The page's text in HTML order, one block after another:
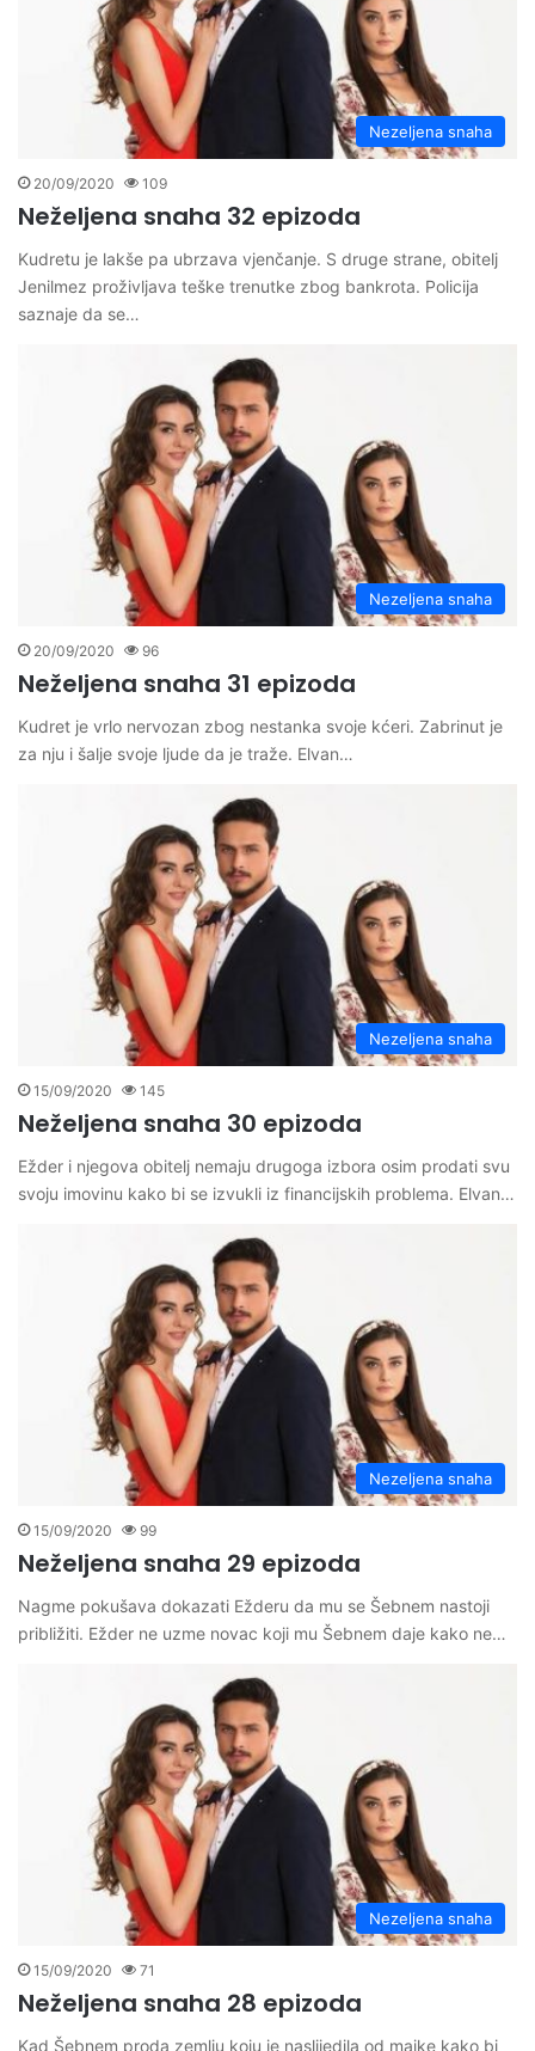
Nezeljena snaha
20/09/2020 109
Neželjena snaha 32 epizoda
Kudretu je lakše pa ubrzava vjenčanje. S druge strane, obitelj
Jenilmez proživljava teške trenutke zbog bankrota. Policija
saznaje da se…
Nezeljena snaha
20/09/2020 96
Neželjena snaha 31 epizoda
Kudret je vrlo nervozan zbog nestanka svoje kćeri. Zabrinut je
za nju i šalje svoje ljude da je traže. Elvan…
Nezeljena snaha
15/09/2020 145
Neželjena snaha 30 epizoda
Ežder i njegova obitelj nemaju drugoga izbora osim prodati svu
svoju imovinu kako bi se izvukli iz financijskih problema. Elvan…
Nezeljena snaha
15/09/2020 99
Neželjena snaha 29 epizoda
Nagme pokušava dokazati Ežderu da mu se Šebnem nastoji
približiti. Ežder ne uzme novac koji mu Šebnem daje kako ne…
Nezeljena snaha
15/09/2020 71
Neželjena snaha 28 epizoda
Kad Šebnem proda zemlju koju je naslijedila od majke kako bi